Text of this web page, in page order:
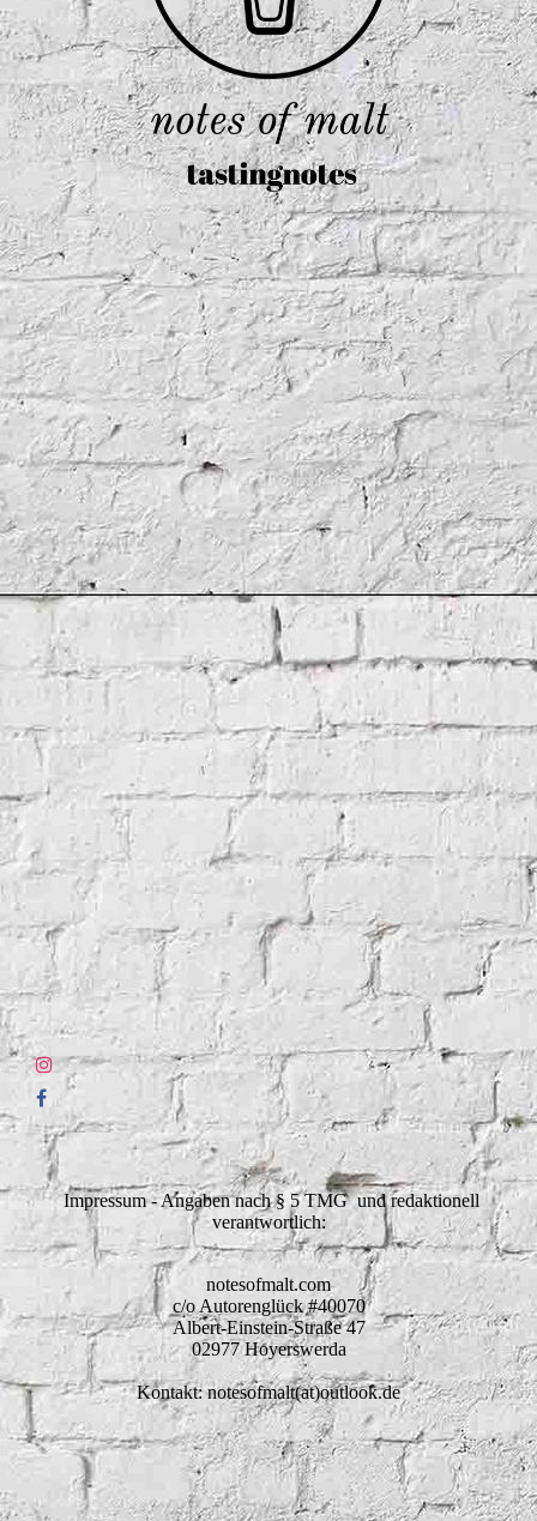
Impressum - Angaben nach § 5 TMG und redaktionell
verantwortlich:
notesofmalt.com
c/o Autorenglück #40070
Albert-Einstein-Straße 47
02977 Hoyerswerda
Kontakt: notesofmalt(at)outlook.de